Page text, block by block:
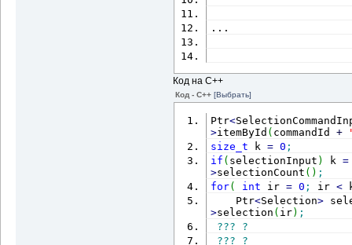
...
Код на С++
Код - C++ [Выбрать]
Ptr<
>itemById ( commandId +
size_t k = 0 ;
if ( selectionInput ) k =
>selectionCount ( ) ;
for( int ir = 0 ; ir <
Ptr<Selection>
>selection ( ir) ;
???
?
???
?